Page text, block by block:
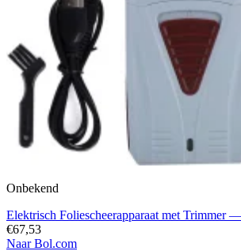
Onbekend
Elektrisch Foliescheerapparaat met Trimmer
€67,53
Naar Bol.com